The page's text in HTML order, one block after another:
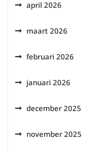
april 2026
maart 2026
februari 2026
januari 2026
december 2025
november 2025